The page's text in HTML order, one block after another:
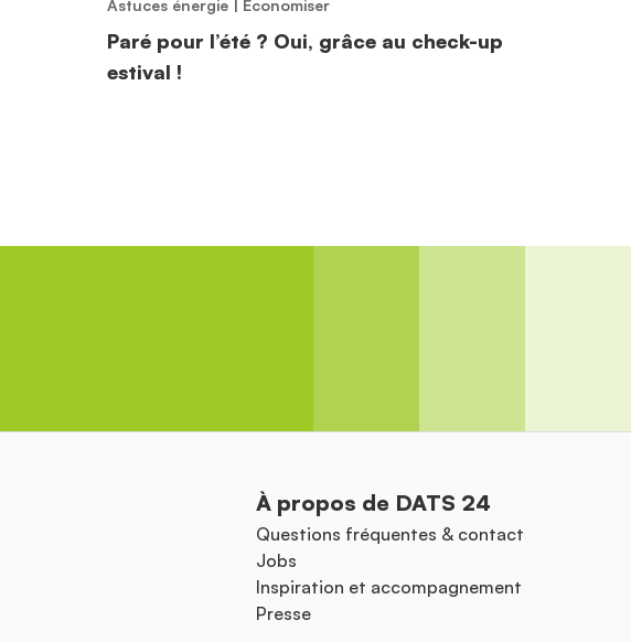
Astuces énergie | Economiser
Paré pour l’été ? Oui, grâce au check-up
estival !
À propos de DATS 24
Questions fréquentes & contact
Jobs
Inspiration et accompagnement
Presse